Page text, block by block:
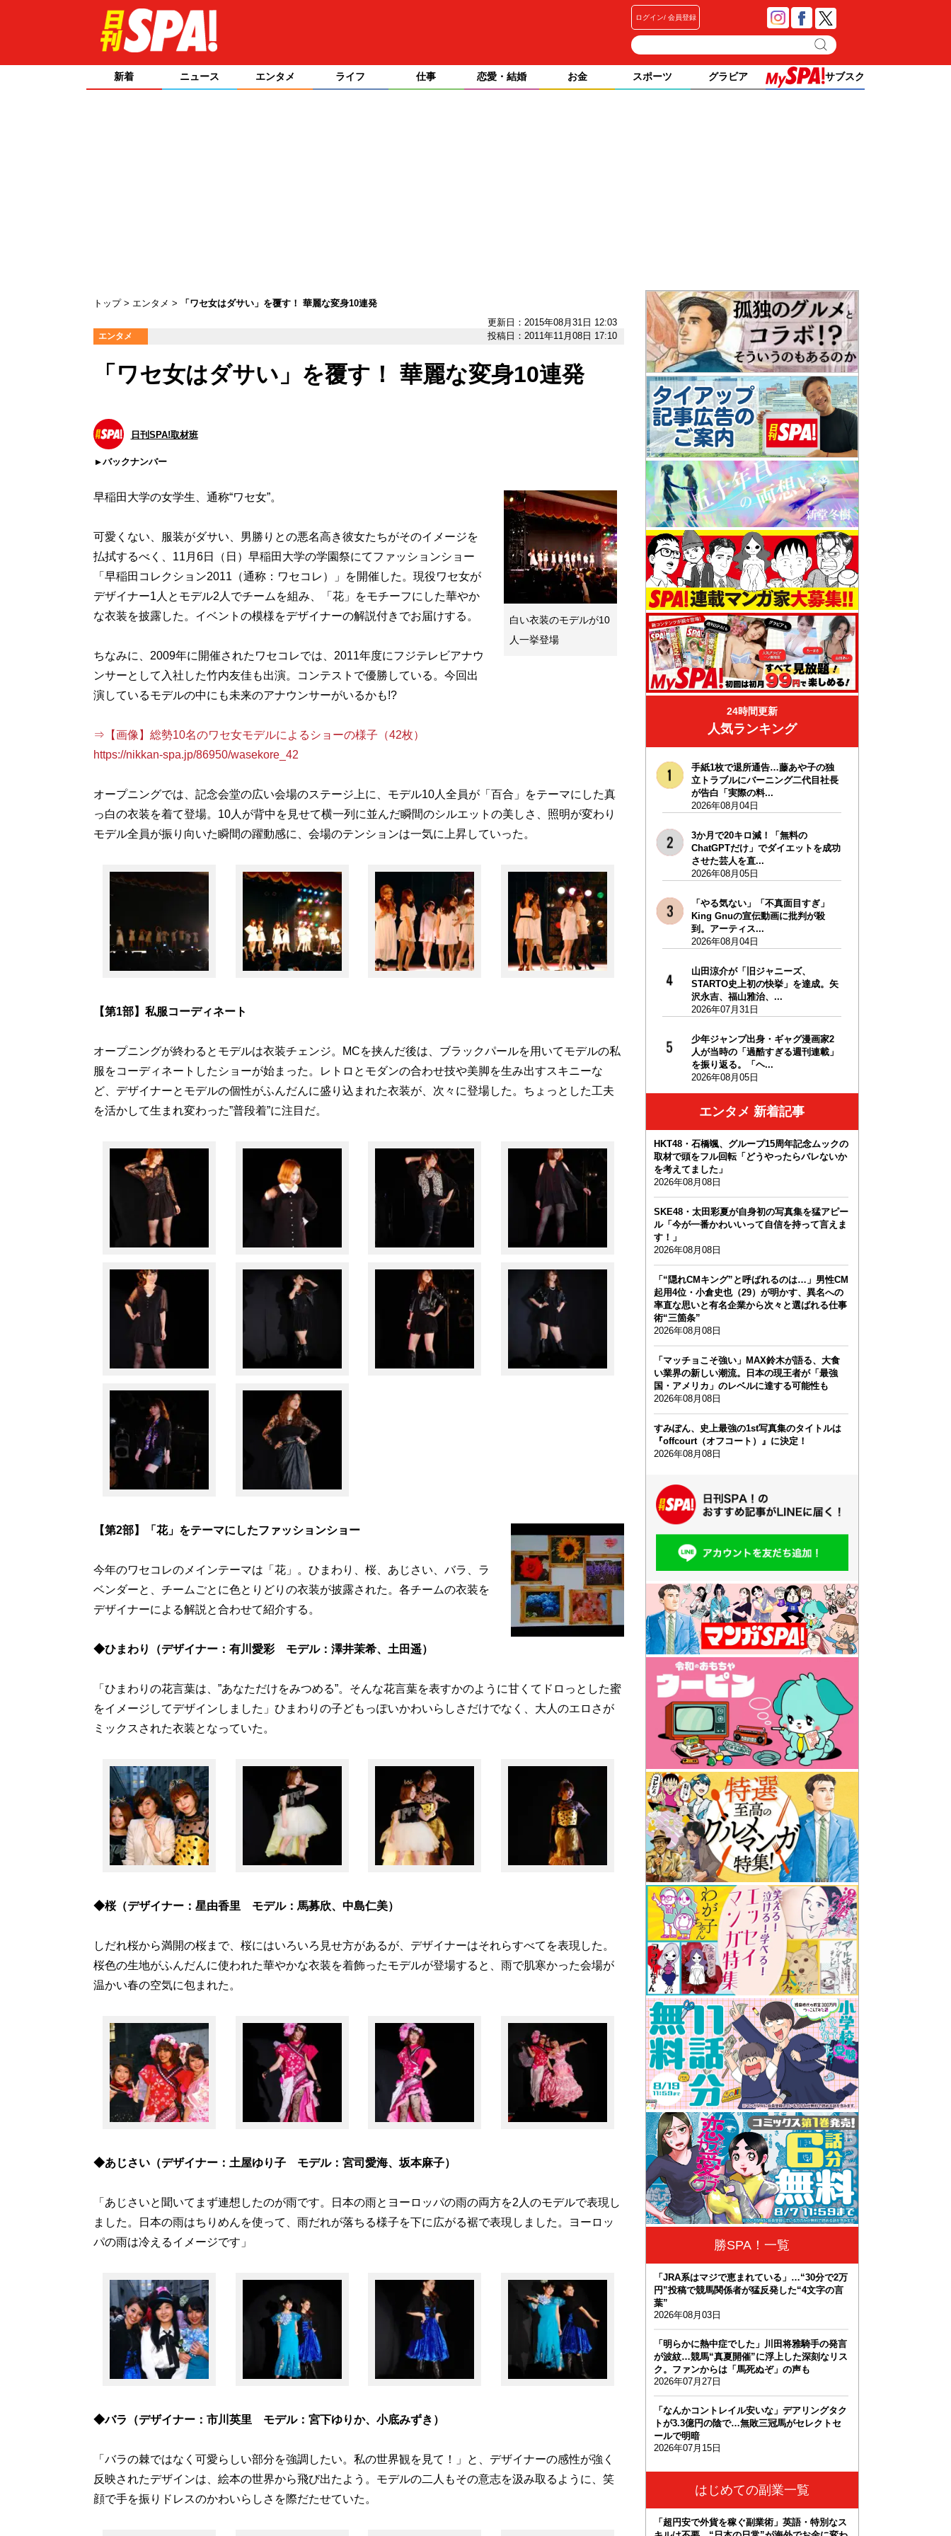
ログイン 会員登録
新着 ニュース エンタメ ライフ 仕事 恋愛・結婚 お金 スポーツ グラビア サブスク
トップ エンタメ
「ワセ女はダサい」を覆す！ 華麗な変身10連発
更新日：2015年08月31日 12:03
エンタメ 投稿日：2011年11月08日 17:10
「ワセ女はダサい」を覆す！ 華麗な変身10連発
日刊SPA!取材班
バックナンバー
白い衣装のモデルが10
人一挙登場
早稲田大学の女学生、通称“ワセ女”。
可愛くない、服装がダサい、男勝りとの悪名高き彼女たちがそのイメージを
払拭するべく、11月6日（日）早稲田大学の学園祭にてファッションショー
「早稲田コレクション2011（通称：ワセコレ）」を開催した。現役ワセ女が
デザイナー1人とモデル2人でチームを組み、「花」をモチーフにした華やか
な衣装を披露した。イベントの模様をデザイナーの解説付きでお届けする。
ちなみに、2009年に開催されたワセコレでは、2011年度にフジテレビアナウ
ンサーとして入社した竹内友佳も出演。コンテストで優勝している。今回出
演しているモデルの中にも未来のアナウンサーがいるかも!?
⇒【画像】総勢10名のワセ女モデルによるショーの様子（42枚）
https://nikkan-spa.jp/86950/wasekore_42
オープニングでは、記念会堂の広い会場のステージ上に、モデル10人全員が「百合」をテーマにした真
っ白の衣装を着て登場。10人が背中を見せて横一列に並んだ瞬間のシルエットの美しさ、照明が変わり
モデル全員が振り向いた瞬間の躍動感に、会場のテンションは一気に上昇していった。
【第1部】私服コーディネート
オープニングが終わるとモデルは衣装チェンジ。MCを挟んだ後は、ブラックパールを用いてモデルの私
服をコーディネートしたショーが始まった。レトロとモダンの合わせ技や美脚を生み出すスキニーな
ど、デザイナーとモデルの個性がふんだんに盛り込まれた衣装が、次々に登場した。ちょっとした工夫
を活かして生まれ変わった”普段着”に注目だ。
【第2部】「花」をテーマにしたファッションショー
今年のワセコレのメインテーマは「花」。ひまわり、桜、あじさい、バラ、ラ
ベンダーと、チームごとに色とりどりの衣装が披露された。各チームの衣装を
デザイナーによる解説と合わせて紹介する。
◆ひまわり（デザイナー：有川愛彩 モデル：澤井茉希、土田遥）
「ひまわりの花言葉は、”あなただけをみつめる”。そんな花言葉を表すかのように甘くてドロっとした蜜
をイメージしてデザインしました」ひまわりの子どもっぽいかわいらしさだけでなく、大人のエロさが
ミックスされた衣装となっていた。
◆桜（デザイナー：星由香里 モデル：馬募欣、中島仁美）
しだれ桜から満開の桜まで、桜にはいろいろ見せ方があるが、デザイナーはそれらすべてを表現した。
桜色の生地がふんだんに使われた華やかな衣装を着飾ったモデルが登場すると、雨で肌寒かった会場が
温かい春の空気に包まれた。
◆あじさい（デザイナー：土屋ゆり子 モデル：宮司愛海、坂本麻子）
「あじさいと聞いてまず連想したのが雨です。日本の雨とヨーロッパの雨の両方を2人のモデルで表現し
ました。日本の雨はちりめんを使って、雨だれが落ちる様子を下に広がる裾で表現しました。ヨーロッ
パの雨は冷えるイメージです」
◆バラ（デザイナー：市川英里 モデル：宮下ゆりか、小底みずき）
「バラの棘ではなく可愛らしい部分を強調したい。私の世界観を見て！」と、デザイナーの感性が強く
反映されたデザインは、絵本の世界から飛び出たよう。モデルの二人もその意志を汲み取るように、笑
顔で手を振りドレスのかわいらしさを際だたせていた。
24時間更新
人気ランキング
手紙1枚で退所通告…藤あや子の独
立トラブルにバーニング二代目社長
が告白「実際の料...
2026年08月04日
3か月で20キロ減！「無料の
ChatGPTだけ」でダイエットを成功
させた芸人を直...
2026年08月05日
「やる気ない」「不真面目すぎ」
King Gnuの宣伝動画に批判が殺
到。アーティス...
2026年08月04日
山田涼介が「旧ジャニーズ、
STARTO史上初の快挙」を達成。矢
沢永吉、福山雅治、...
2026年07月31日
少年ジャンプ出身・ギャグ漫画家2
人が当時の「過酷すぎる週刊連載」
を振り返る。「ヘ...
2026年08月05日
エンタメ 新着記事
HKT48・石橋颯、グループ15周年記念ムックの
取材で頭をフル回転「どうやったらバレないか
を考えてました」
2026年08月08日
SKE48・太田彩夏が自身初の写真集を猛アピー
ル「今が一番かわいいって自信を持って言えま
す！」
2026年08月08日
「“隠れCMキング”と呼ばれるのは…」男性CM
起用4位・小倉史也（29）が明かす、異名への
率直な思いと有名企業から次々と選ばれる仕事
術“三箇条”
2026年08月08日
「マッチョこそ強い」MAX鈴木が語る、大食
い業界の新しい潮流。日本の現王者が「最強
国・アメリカ」のレベルに達する可能性も
2026年08月08日
すみぽん、史上最強の1st写真集のタイトルは
『offcourt（オフコート）』に決定！
2026年08月08日
勝SPA！一覧
「JRA系はマジで恵まれている」…“30分で2万
円”投稿で競馬関係者が猛反発した“4文字の言
葉”
2026年08月03日
「明らかに熱中症でした」川田将雅騎手の発言
が波紋…競馬“真夏開催”に浮上した深刻なリス
ク。ファンからは「馬死ぬぞ」の声も
2026年07月27日
「なんかコントレイル安いな」デアリングタク
トが3.3億円の陰で…無敗三冠馬がセレクトセ
ールで明暗
2026年07月15日
はじめての副業一覧
「超円安で外貨を稼ぐ副業術」英語・特別なス